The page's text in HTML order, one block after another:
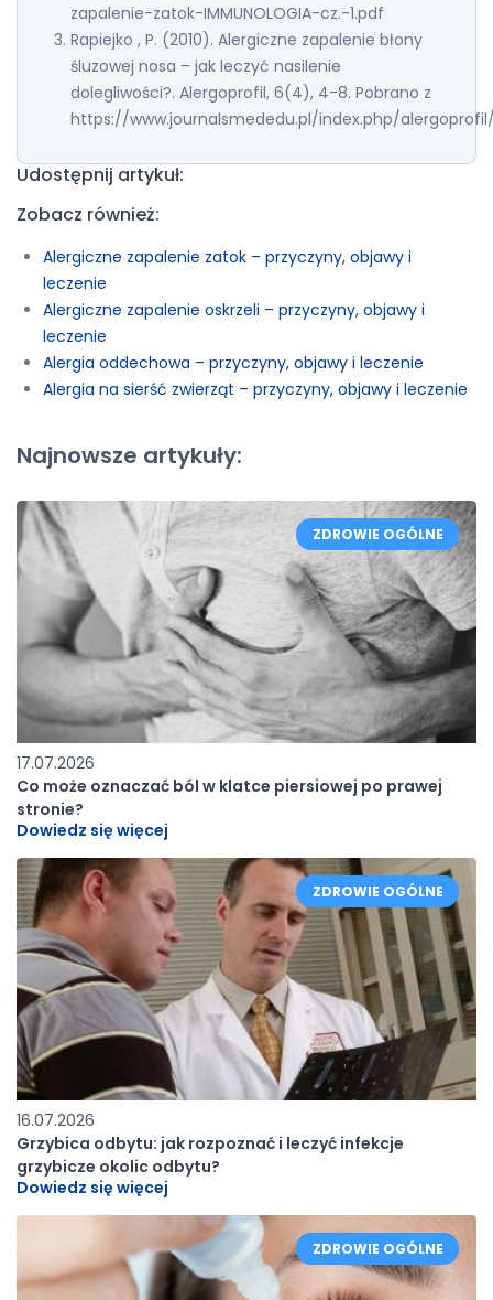
zapalenie-zatok-IMMUNOLOGIA-cz.-1.pdf
Rapiejko , P. (2010). Alergiczne zapalenie błony
śluzowej nosa – jak leczyć nasilenie
dolegliwości?. Alergoprofil, 6(4), 4-8. Pobrano z
https://www.journalsmededu.pl/index.php/
Udostępnij artykuł:
Zobacz również:
Alergiczne zapalenie zatok – przyczyny, objawy i
leczenie
Alergiczne zapalenie oskrzeli – przyczyny, objawy i
leczenie
Alergia oddechowa – przyczyny, objawy i leczenie
Alergia na sierść zwierząt – przyczyny, objawy i leczenie
Najnowsze artykuły:
17.07.2026
Co może oznaczać ból w klatce piersiowej po prawej
stronie?
Dowiedz się więcej
ZDROWIE OGÓLNE
16.07.2026
Grzybica odbytu: jak rozpoznać i leczyć infekcje
grzybicze okolic odbytu?
Dowiedz się więcej
ZDROWIE OGÓLNE
ZDROWIE OGÓLNE